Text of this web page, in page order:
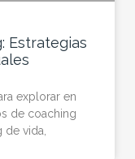
Estrategias
explorar en
de coaching
vida,